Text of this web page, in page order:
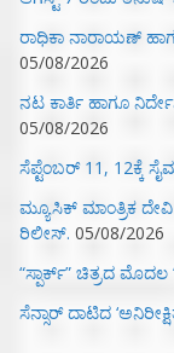
ರಾಧಿಕಾ ನಾರಾಯಣ್
05/08/2026
ನಟ ಕಾರ್ತಿ ಹಾಗೂ
05/08/2026
ಸೆಪ್ಟೆಂಬರ್ 11, 12ಕ್ಕೆ
ಮ್ಯೂಸಿಕ್‌ ಮಾಂತ್ರಿಕ
ರಿಲೀಸ್. 05/08/2026
“ಸ್ಪಾರ್ಕ್” ಚಿತ್ರದ
ಸೆನ್ಸಾರ್ ದಾಟಿದ